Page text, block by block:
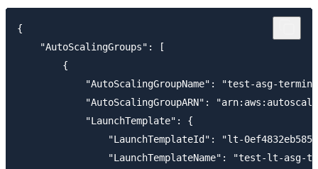
{
    "AutoScalingGroups": [
        {
"AutoScalingGroupName": "test-asg-
"AutoScalingGroupARN":
            "LaunchTemplate": {
"LaunchTemplateId": "lt-
"LaunchTemplateName": "test-lt-asg-